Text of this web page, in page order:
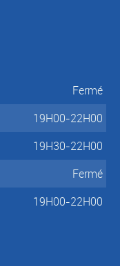
Fermé
19H00-22H00
19H30-22H00
Fermé
19H00-22H00